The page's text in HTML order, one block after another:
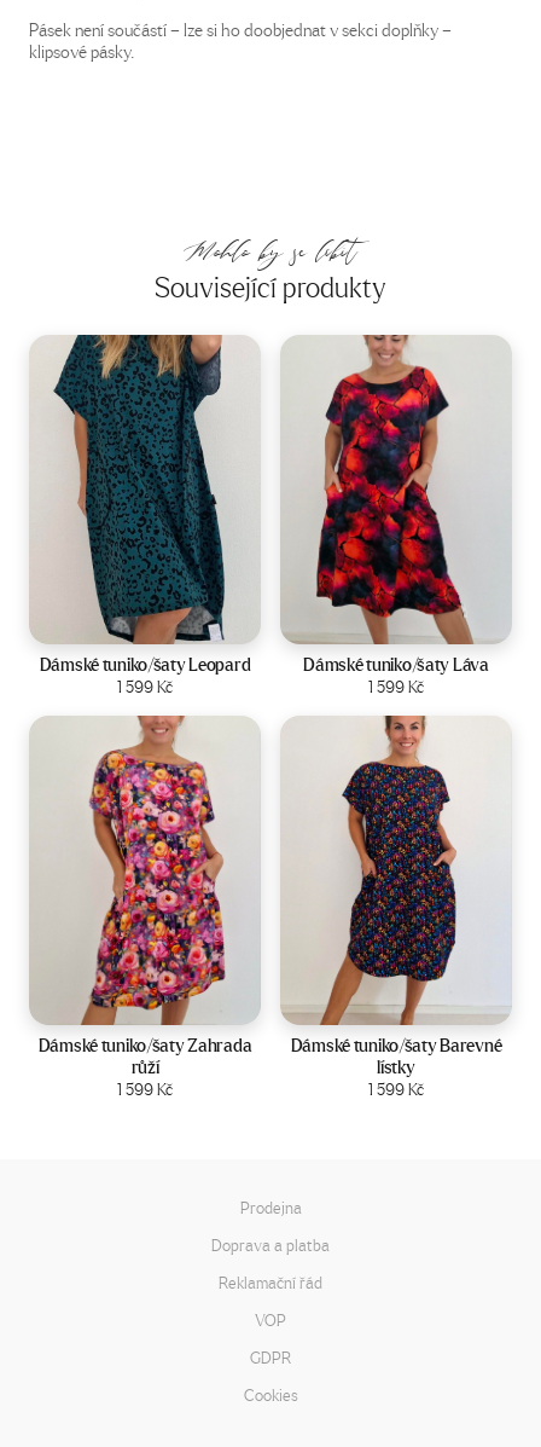
Pásek není součástí – lze si ho doobjednat v sekci doplňky –
klipsové pásky.
Mohlo by se líbit
Související produkty
Velikost:44-50
Dámské tuniko/šaty Leopard
1 599Kč
Zobrazit produkt
Velikost: 44-50
Dámské tuniko/šaty Láva
1 599Kč
Zobrazit produkt
Velikost:44-50
Dámské tuniko/šaty Zahrada
růží
1 599Kč
Zobrazit produkt
Velikost:44-50
Dámské tuniko/šaty Barevné
lístky
1 599Kč
Zobrazit produkt
Prodejna
Doprava a platba
Reklamační řád
VOP
GDPR
Cookies